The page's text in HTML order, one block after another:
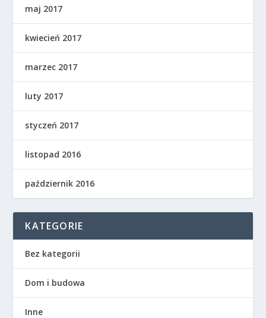
maj 2017
kwiecień 2017
marzec 2017
luty 2017
styczeń 2017
listopad 2016
październik 2016
KATEGORIE
Bez kategorii
Dom i budowa
Inne